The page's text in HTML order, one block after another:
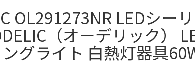
OL291273NR LEDシー
（オーデリック）
グライト 白熱灯器具